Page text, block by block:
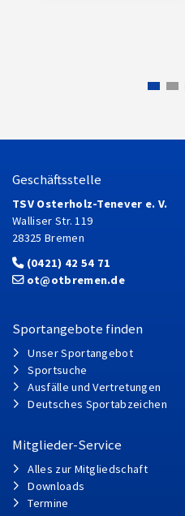
Geschäftsstelle
TSV Osterholz-Tenever e. V.
Walliser Str. 119
28325 Bremen
(0421) 42 54 71
ot@otbremen.de
Sportangebote finden
Unser Sportangebot
Sportsuche
Ausfälle und Vertretungen
Deutsches Sportabzeichen
Mitglieder-Service
Alles zur Mitgliedschaft
Downloads
Termine